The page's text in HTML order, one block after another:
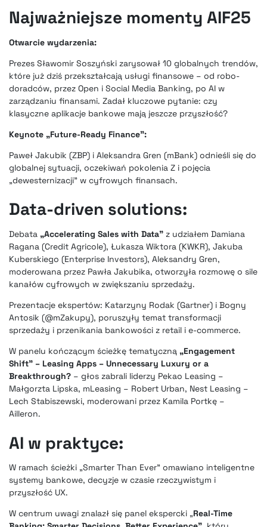
Najważniejsze momenty AIF25
Otwarcie wydarzenia:
Prezes Sławomir Soszyński zarysował 10 globalnych trendów,
które już dziś przekształcają usługi finansowe – od robo-
doradców, przez Open i Social Media Banking, po AI w
zarządzaniu finansami. Zadał kluczowe pytanie: czy
klasyczne aplikacje bankowe mają jeszcze przyszłość?
Keynote „Future-Ready Finance”:
Paweł Jakubik (ZBP) i Aleksandra Gren (mBank) odnieśli się do
globalnej sytuacji, oczekiwań pokolenia Z i pojęcia
„dewesternizacji” w cyfrowych finansach.
Data-driven solutions:
Debata „Accelerating Sales with Data” z udziałem Damiana
Ragana (Credit Agricole), Łukasza Wiktora (KWKR), Jakuba
Kuberskiego (Enterprise Investors), Aleksandry Gren,
moderowana przez Pawła Jakubika, otworzyła rozmowę o sile
kanałów cyfrowych w zwiększaniu sprzedaży.
Prezentacje ekspertów: Katarzyny Rodak (Gartner) i Bogny
Antosik (@mZakupy), poruszyły temat transformacji
sprzedaży i przenikania bankowości z retail i e-commerce.
W panelu kończącym ścieżkę tematyczną „Engagement
Shift” – Leasing Apps – Unnecessary Luxury or a
Breakthrough? – głos zabrali liderzy Pekao Leasing –
Małgorzta Lipska, mLeasing – Robert Urban, Nest Leasing –
Lech Stabiszewski, moderowani przez Kamila Portkę –
Ailleron.
AI w praktyce:
W ramach ścieżki „Smarter Than Ever” omawiano inteligentne
systemy bankowe, decyzje w czasie rzeczywistym i
przyszłość UX.
W centrum uwagi znalazł się panel ekspercki „Real-Time